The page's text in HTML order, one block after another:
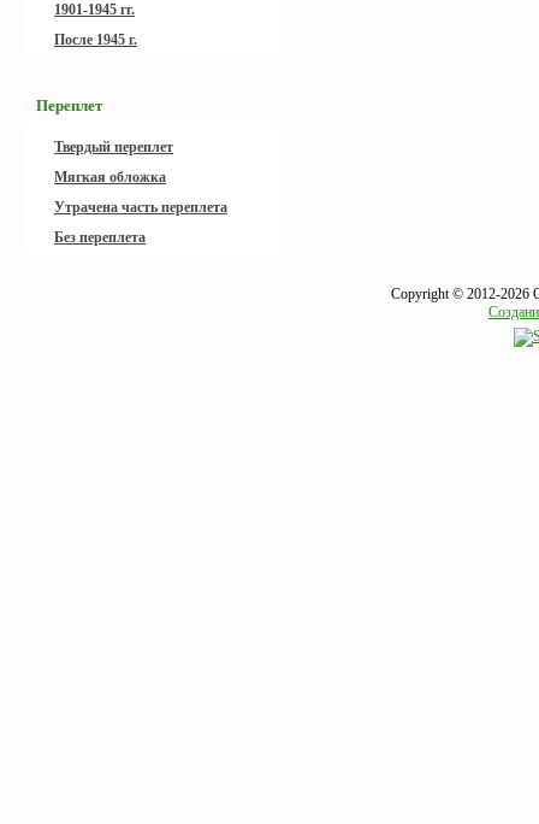
1901-1945 гг.
После 1945 г.
Переплет
Твердый переплет
Мягкая обложка
Утрачена часть переплета
Без переплета
Copyright © 2012-2026